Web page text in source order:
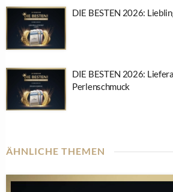
DIE BESTEN 2026:
DIE BESTEN 2026:
Perlenschmuck
ÄHNLICHE THEMEN